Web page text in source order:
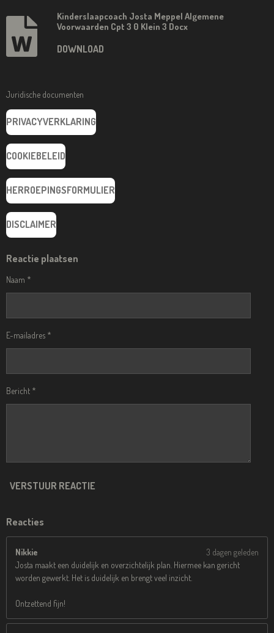
Kinderslaapcoach Josta Meppel Algemene
Voorwaarden Cpt 3 0 Klein 3 Docx
DOWNLOAD
Juridische documenten
PRIVACYVERKLARING
COOKIEBELEID
HERROEPINGSFORMULIER
DISCLAIMER
Reactie plaatsen
Naam *
E-mailadres *
Bericht *
VERSTUUR REACTIE
Reacties
Nikkie
3 dagen geleden
Josta maakt een duidelijk en overzichtelijk plan. Hiermee kan gericht
worden gewerkt. Het is duidelijk en brengt veel inzicht.
Ontzettend fijn!